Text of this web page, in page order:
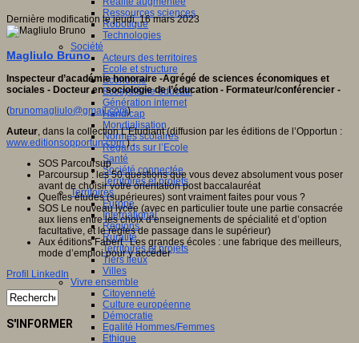
Ressources sciences
Robotique
Technologies
Société
Acteurs des territoires
Ecole et structure
Economie
Ecosystème éducatif
Génération internet
Handicap
Mondialisation
Normes scolaires
Regards sur l’Ecole
Santé
Société connectée
Territoires et projets
Territoires
Europe
International
Régions
Ruralité
Territoires et projets
Tiers lieux
Villes
Vivre ensemble
Citoyenneté
Culture européenne
Démocratie
Egalité Hommes/Femmes
Ethique
Dernière modification le jeudi, 16 mars 2023
Magliulo Bruno
Inspecteur d’académie honoraire -Agrégé de sciences économiques et
sociales - Docteur en sociologie de l’éducation - Formateur/conférencier -
(brunomagliulo@gmail.com)
Auteur, dans la collection L’Etudiant (diffusion par les éditions de l’Opportun :
www.editionsopportun.com) :
SOS Parcoursup
Parcoursup : les 50 questions que vous devez absolument vous poser
avant de choisir votre orientation post baccalauréat
Quelles études (supérieures) sont vraiment faites pour vous ?
SOS Le nouveau lycée (avec en particulier toute une partie consacrée
aux liens entre les choix d’enseignements de spécialité et d’option
facultative, et le règles de passage dans le supérieur)
Aux éditions Fabert : Les grandes écoles : une fabrique des meilleurs,
mode d’emploi pour y accéder
Profil LinkedIn
S'INFORMER